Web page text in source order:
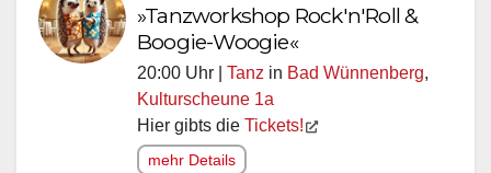
»Tanzworkshop Rock'n'Roll &
Boogie-Woogie«
20:00 Uhr | Tanz in Bad Wünnenberg,
Kulturscheune 1a
Hier gibts die Tickets!
mehr Details